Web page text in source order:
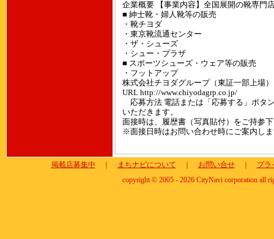
企業概要 【事業内容】全国展開の靴専門
■ 紳士靴・婦人靴等の販売
・靴チヨダ
・東京靴流通センター
・ザ・シューズ
・シュー・プラザ
■ スポーツシューズ・ウェア等の販売
・フットアップ
株式会社チヨダグループ（東証一部上場）
URL http://www.chiyodagrp.co.jp/
応募方法 電話または「応募する」ボタ
いただきます。
面接時は、履歴書（写真貼付）をご持参
※面接日時はお問い合わせ時にご案内し
掲載店募集中 まちナビについて お問い合せ｜
プラ
copyright © 2005 - 2026 CityNavi corporation all